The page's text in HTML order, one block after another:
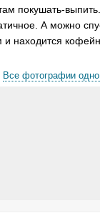
покушать-
А можно
находится
Все фотографии